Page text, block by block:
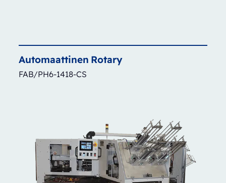
Automaattinen Rotary
FAB/PH6-1418-CS